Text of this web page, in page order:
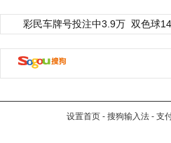
彩民车牌号投注中3.9万 双色球
设置首页 - 搜狗输入法 - 支